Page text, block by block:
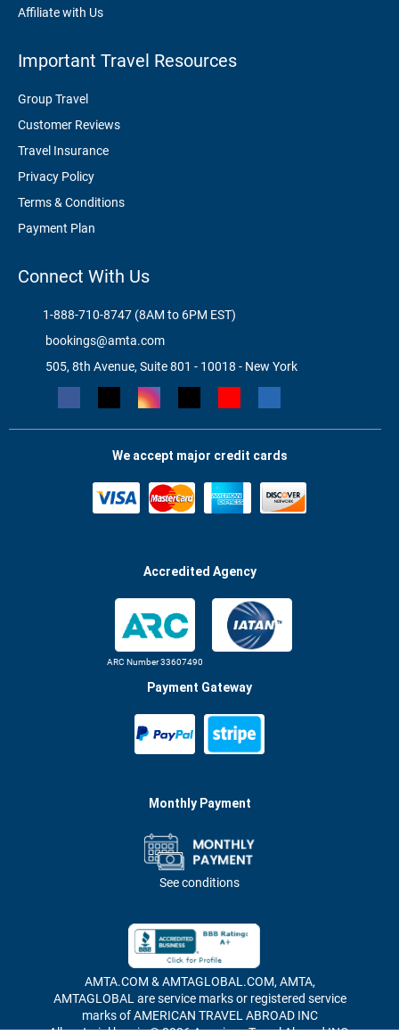
Affiliate with Us
Important Travel Resources
Group Travel
Customer Reviews
Travel Insurance
Privacy Policy
Terms & Conditions
Payment Plan
Connect With Us
1-888-710-8747 (8AM to 6PM EST)
bookings@amta.com
505, 8th Avenue, Suite 801 - 10018 - New York
We accept major credit cards
Accredited Agency
ARC Number 33607490
Payment Gateway
Monthly Payment
See conditions
AMTA.COM & AMTAGLOBAL.COM, AMTA,
AMTAGLOBAL are service marks or registered service
marks of AMERICAN TRAVEL ABROAD INC